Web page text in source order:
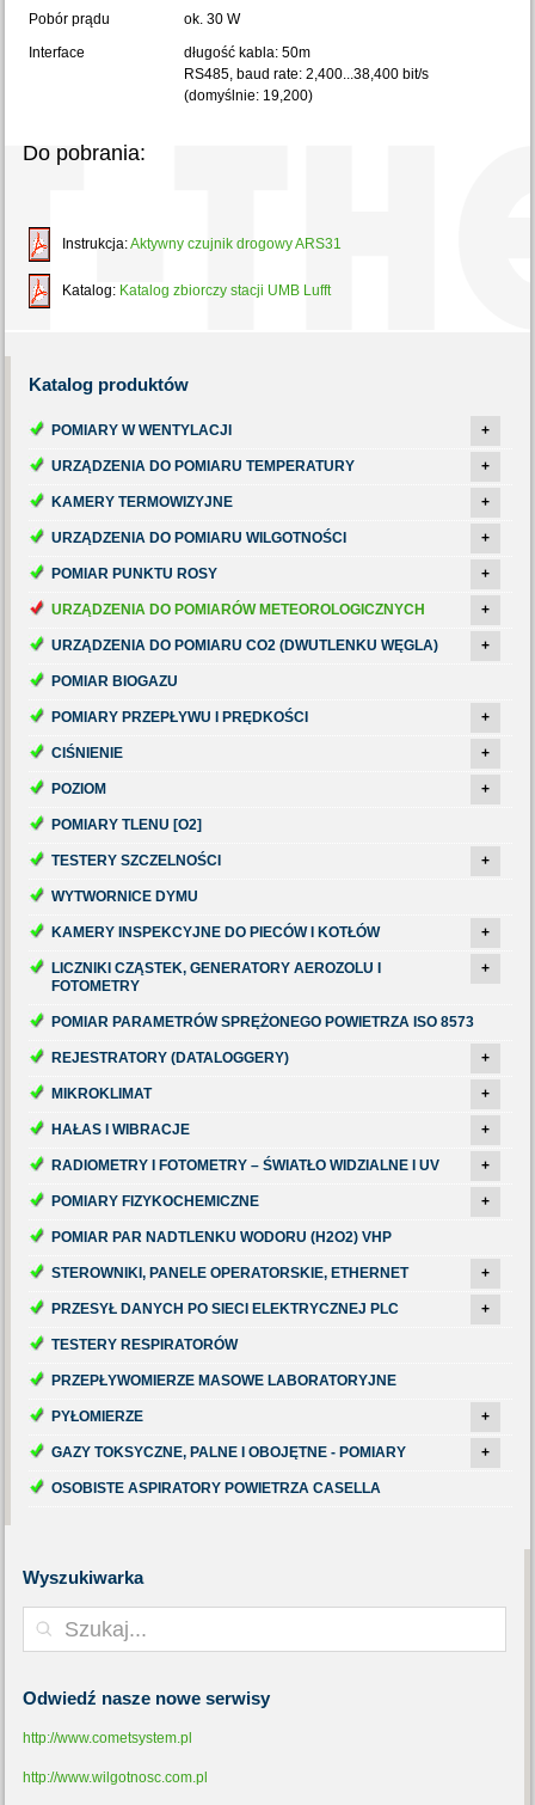
Pobór prądu
ok. 30 W
Interface
długość kabla: 50m
RS485, baud rate: 2,400...38,400 bit/s
(domyślnie: 19,200)
Do pobrania:
Instrukcja:Aktywny czujnik drogowy ARS31
Katalog: Katalog zbiorczy stacji UMB Lufft
Katalog produktów
POMIARY W WENTYLACJI +
URZĄDZENIA DO POMIARU TEMPERATURY +
KAMERY TERMOWIZYJNE +
URZĄDZENIA DO POMIARU WILGOTNOŚCI +
POMIAR PUNKTU ROSY +
URZĄDZENIA DO POMIARÓW METEOROLOGICZNYCH +
URZĄDZENIA DO POMIARU CO2 (DWUTLENKU WĘGLA) +
POMIAR BIOGAZU
POMIARY PRZEPŁYWU I PRĘDKOŚCI +
CIŚNIENIE +
POZIOM +
POMIARY TLENU [O2]
TESTERY SZCZELNOŚCI +
WYTWORNICE DYMU
KAMERY INSPEKCYJNE DO PIECÓW I KOTŁÓW +
LICZNIKI CZĄSTEK, GENERATORY AEROZOLU I
FOTOMETRY
+
POMIAR PARAMETRÓW SPRĘŻONEGO POWIETRZA ISO 8573
REJESTRATORY (DATALOGGERY) +
MIKROKLIMAT +
HAŁAS I WIBRACJE +
RADIOMETRY I FOTOMETRY – ŚWIATŁO WIDZIALNE I UV +
POMIARY FIZYKOCHEMICZNE +
POMIAR PAR NADTLENKU WODORU (H2O2) VHP
STEROWNIKI, PANELE OPERATORSKIE, ETHERNET +
PRZESYŁ DANYCH PO SIECI ELEKTRYCZNEJ PLC +
TESTERY RESPIRATORÓW
PRZEPŁYWOMIERZE MASOWE LABORATORYJNE
PYŁOMIERZE +
GAZY TOKSYCZNE, PALNE I OBOJĘTNE - POMIARY +
OSOBISTE ASPIRATORY POWIETRZA CASELLA
Wyszukiwarka
Odwiedź nasze nowe serwisy
http://www.cometsystem.pl
http://www.wilgotnosc.com.pl